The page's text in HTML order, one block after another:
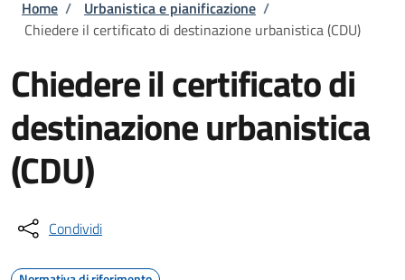
Home / Urbanistica e pianificazione /
Chiedere il certificato di destinazione urbanistica (CDU)
Chiedere il certificato di
destinazione urbanistica
(CDU)
Condividi